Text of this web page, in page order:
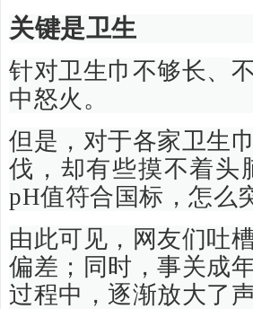
关键是卫生
针对卫生巾不够长、
中怒火。
但是，对于各家卫生
伐，却有些摸不着头
pH值符合国标，怎么
由此可见，网友们吐
偏差；同时，事关成
过程中，逐渐放大了声